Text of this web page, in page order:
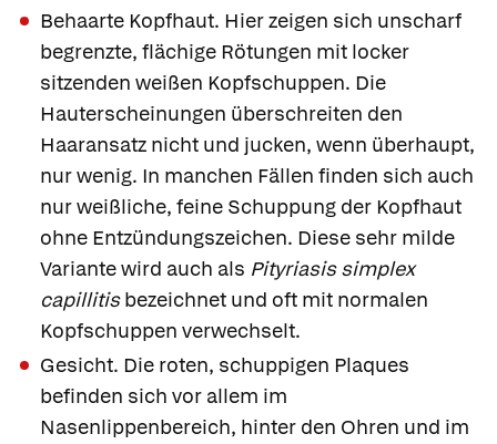
Behaarte Kopfhaut. Hier zeigen sich unscharf
begrenzte, flächige Rötungen mit locker
sitzenden weißen Kopfschuppen. Die
Hauterscheinungen überschreiten den
Haaransatz nicht und jucken, wenn überhaupt,
nur wenig. In manchen Fällen finden sich auch
nur weißliche, feine Schuppung der Kopfhaut
ohne Entzündungszeichen. Diese sehr milde
Variante wird auch als Pityriasis simplex
capillitisbezeichnet und oft mit normalen
Kopfschuppen verwechselt.
Gesicht. Die roten, schuppigen Plaques
befinden sich vor allem im
Nasenlippenbereich, hinter den Ohren und im